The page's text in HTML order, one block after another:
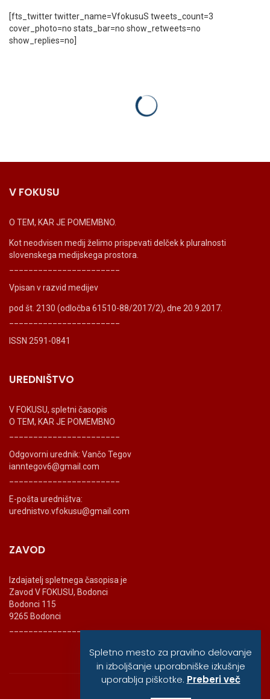
[fts_twitter twitter_name=VfokusuS tweets_count=3
cover_photo=no stats_bar=no show_retweets=no
show_replies=no]
V FOKUSU
O TEM, KAR JE POMEMBNO.
Kot neodvisen medij želimo prispevati delček k pluralnosti
slovenskega medijskega prostora.
Vpisan v razvid medijev
pod št. 2130 (odločba 61510-88/2017/2), dne 20.9.2017.
ISSN 2591-0841
UREDNIŠTVO
V FOKUSU, spletni časopis
O TEM, KAR JE POMEMBNO
Odgovorni urednik: Vančo Tegov
ianntegov6@gmail.com
E-pošta uredništva:
urednistvo.vfokusu@gmail.com
ZAVOD
Izdajatelj spletnega časopisa je
Zavod V FOKUSU, Bodonci
Bodonci 115
9265 Bodonci
_______________________
Spletno mesto za pravilno delovanje
in izboljšanje uporabniške izkušnje
uporablja piškotke. Preberi več